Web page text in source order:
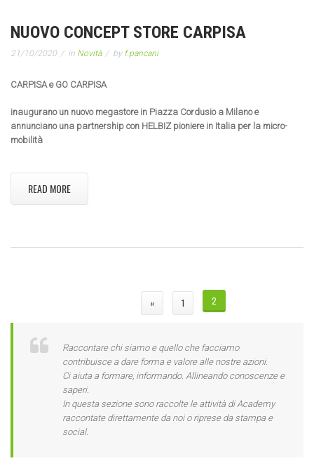
NUOVO CONCEPT STORE CARPISA
21/10/2020 in Novità by f.pancani
CARPISA e GO CARPISA
inaugurano un nuovo megastore in Piazza Cordusio a Milano e
annunciano una partnership con HELBIZ pioniere in Italia per la micro-
mobilità
READ MORE
« 1 2
Raccontare chi siamo e quello che facciamo
contribuisce a dare forma e valore alle nostre azioni.
Ci aiuta a formare, informando. Allineando conoscenze e
saperi.
In questa sezione sono raccolte le attività di Academy
raccontate direttamente da noi o riprese da stampa e
social.